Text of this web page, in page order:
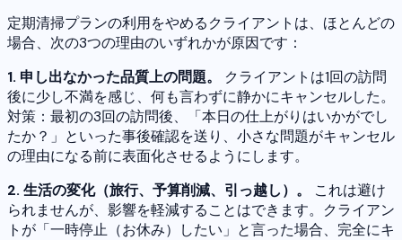
定期清掃プランの利用をやめるクライアントは、ほとんどの
場合、次の3つの理由のいずれかが原因です：
1. 申し出なかった品質上の問題。
クライアントは1回の訪問
後に少し不満を感じ、何も言わずに静かにキャンセルした。
対策：最初の3回の訪問後、「本日の仕上がりはいかがでし
たか？」といった事後確認を送り、小さな問題がキャンセル
の理由になる前に表面化させるようにします。
2. 生活の変化（旅行、予算削減、引っ越し）。
これは避け
られませんが、影響を軽減することはできます。クライアン
トが「一時停止（お休み）したい」と言った場合、完全にキ